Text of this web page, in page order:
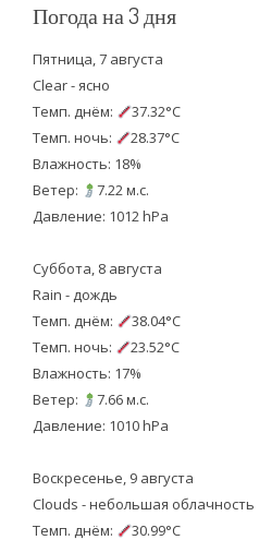
Погода на 3 дня
Пятница, 7 августа
Clear - ясно
Темп. днём:
37.32°C
Темп. ночь:
28.37°C
Влажность: 18%
Ветер:
7.22 м.с.
Давление: 1012 hPa
Суббота, 8 августа
Rain - дождь
Темп. днём:
38.04°C
Темп. ночь:
23.52°C
Влажность: 17%
Ветер:
7.66 м.с.
Давление: 1010 hPa
Воскресенье, 9 августа
Clouds - небольшая облачность
Темп. днём:
30.99°C